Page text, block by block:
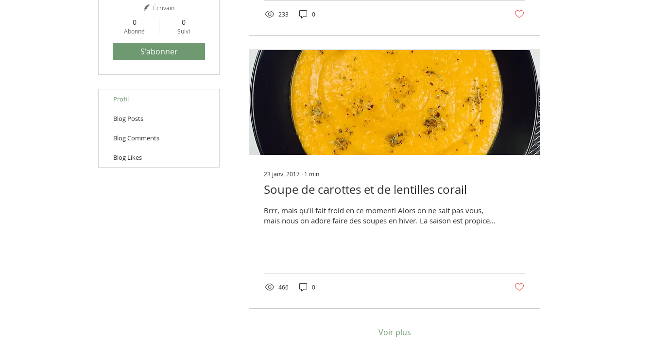
233 0
23 janv. 2017 ∙ 1 min
Soupe de carottes et de lentilles corail
Brrr, mais qu'il fait froid en ce moment! Alors on ne sait pas vous,
mais nous on adore faire des soupes en hiver. La saison est propice...
466 0
Voir plus
Écrivain
0
Abonné
0
Suivi
S'abonner
Profil
Blog Posts
Blog Comments
Blog Likes